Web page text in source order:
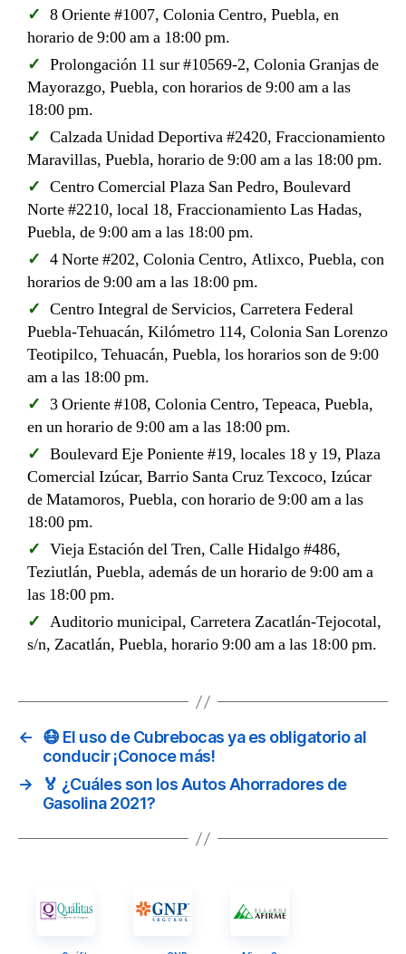
8 Oriente #1007, Colonia Centro, Puebla, en
horario de 9:00 am a 18:00 pm.
Prolongación 11 sur #10569-2, Colonia Granjas de
Mayorazgo, Puebla, con horarios de 9:00 am a las
18:00 pm.
Calzada Unidad Deportiva #2420, Fraccionamiento
Maravillas, Puebla, horario de 9:00 am a las 18:00 pm.
Centro Comercial Plaza San Pedro, Boulevard
Norte #2210, local 18, Fraccionamiento Las Hadas,
Puebla, de 9:00 am a las 18:00 pm.
4 Norte #202, Colonia Centro, Atlixco, Puebla, con
horarios de 9:00 am a las 18:00 pm.
Centro Integral de Servicios, Carretera Federal
Puebla-Tehuacán, Kilómetro 114, Colonia San Lorenzo
Teotipilco, Tehuacán, Puebla, los horarios son de 9:00
am a las 18:00 pm.
3 Oriente #108, Colonia Centro, Tepeaca, Puebla,
en un horario de 9:00 am a las 18:00 pm.
Boulevard Eje Poniente #19, locales 18 y 19, Plaza
Comercial Izúcar, Barrio Santa Cruz Texcoco, Izúcar
de Matamoros, Puebla, con horario de 9:00 am a las
18:00 pm.
Vieja Estación del Tren, Calle Hidalgo #486,
Teziutlán, Puebla, además de un horario de 9:00 am a
las 18:00 pm.
Auditorio municipal, Carretera Zacatlán-Tejocotal,
s/n, Zacatlán, Puebla, horario 9:00 am a las 18:00 pm.
←
😷 El uso de Cubrebocas ya es obligatorio al
conducir ¡Conoce más!
→
🏅 ¿Cuáles son los Autos Ahorradores de
Gasolina 2021?